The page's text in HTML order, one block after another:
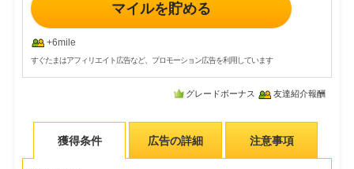
マイルを貯める
+6mile
すぐたまはアフィリエイト広告など、プロモーション広告を利用しています
グレードボーナス 友達紹介報酬
獲得条件 広告の詳細 注意事項